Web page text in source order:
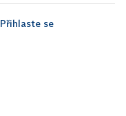
Přihlaste se